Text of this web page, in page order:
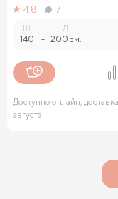
4.8
7
Ш.
140 -
Д.
200 см.
Доступно онлайн,
августа